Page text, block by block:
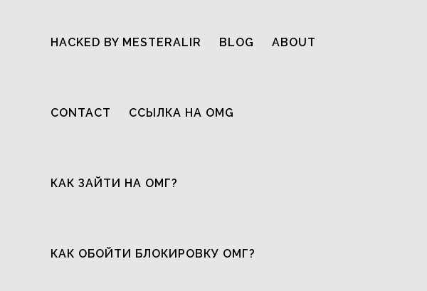
HACKED BY MESTERALIR BLOG ABOUT
CONTACT ССЫЛКА НА OMG
КАК ЗАЙТИ НА ОМГ?
КАК ОБОЙТИ БЛОКИРОВКУ ОМГ?